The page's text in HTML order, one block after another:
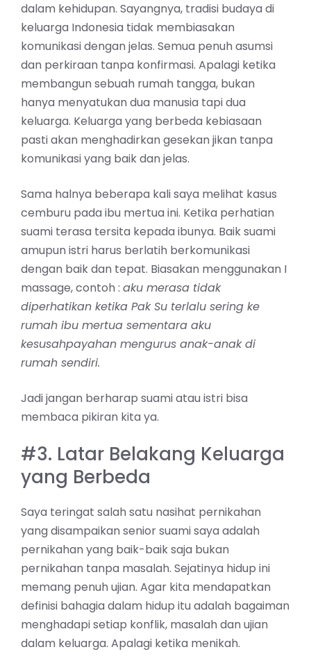
dalam kehidupan. Sayangnya, tradisi budaya di
keluarga Indonesia tidak membiasakan
komunikasi dengan jelas. Semua penuh asumsi
dan perkiraan tanpa konfirmasi. Apalagi ketika
membangun sebuah rumah tangga, bukan
hanya menyatukan dua manusia tapi dua
keluarga. Keluarga yang berbeda kebiasaan
pasti akan menghadirkan gesekan jikan tanpa
komunikasi yang baik dan jelas.
Sama halnya beberapa kali saya melihat kasus
cemburu pada ibu mertua ini. Ketika perhatian
suami terasa tersita kepada ibunya. Baik suami
amupun istri harus berlatih berkomunikasi
dengan baik dan tepat. Biasakan menggunakan I
massage, contoh : aku merasa tidak
diperhatikan ketika Pak Su terlalu sering ke
rumah ibu mertua sementara aku
kesusahpayahan mengurus anak-anak di
rumah sendiri.
Jadi jangan berharap suami atau istri bisa
membaca pikiran kita ya.
#3. Latar Belakang Keluarga
yang Berbeda
Saya teringat salah satu nasihat pernikahan
yang disampaikan senior suami saya adalah
pernikahan yang baik-baik saja bukan
pernikahan tanpa masalah. Sejatinya hidup ini
memang penuh ujian. Agar kita mendapatkan
definisi bahagia dalam hidup itu adalah bagaiman
menghadapi setiap konflik, masalah dan ujian
dalam keluarga. Apalagi ketika menikah.